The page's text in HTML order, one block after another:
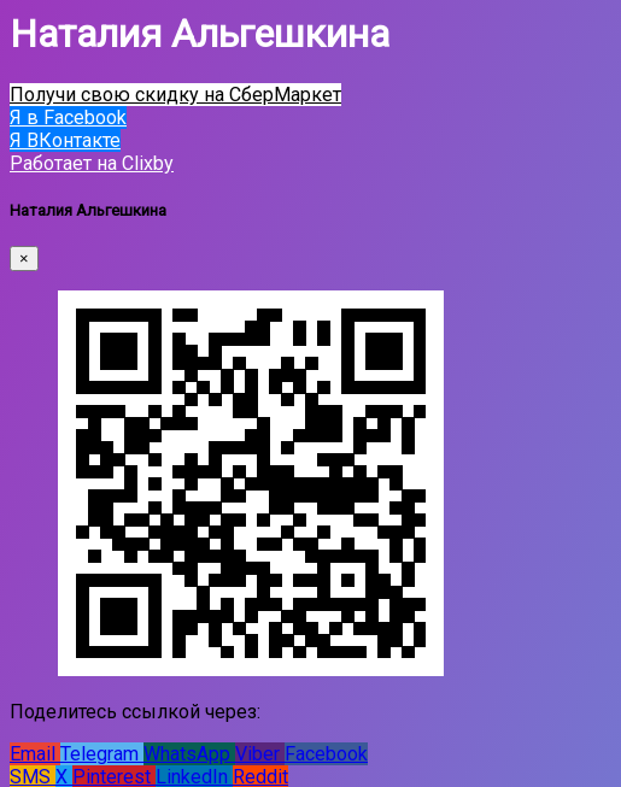
Наталия Альгешкина
Получи свою скидку на СберМаркет
Я в Facebook
Я ВКонтакте
Работает на Clixby
Наталия Альгешкина
×
Поделитесь ссылкой через:
Email Telegram WhatsApp Viber Facebook
SMS X Pinterest LinkedIn Reddit